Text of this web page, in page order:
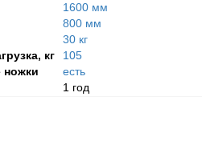
1600 мм
800 мм
30 кг
кг
105
ножки
есть
1 год